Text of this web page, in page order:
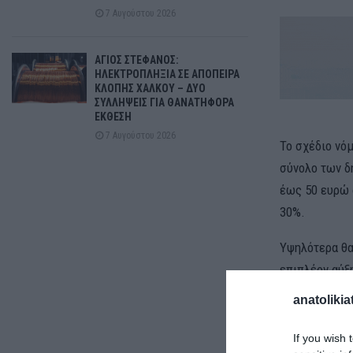
If you wish
Το σχέδιο
σύνολο των
έως 50 ευρώ
30%.
Υψηλότερα
επιπλέον
καθαρή
Από τις
7 Αυγούστου 2026
ΑΓΙΟΣ ΣΤΕΦΑΝΟΣ:
ΗΛΕΚΤΡΟΠΛΗΞΙΑ ΣΕ ΑΠΟΠΕΙΡΑ
ΚΛΟΠΗΣ ΧΑΛΚΟΥ – ΔΥΟ
ΣΥΛΛΗΨΕΙΣ ΓΙΑ ΘΑΝΑΤΗΦΟΡΑ
ΕΚΘΕΣΗ
7 Αυγούστου 2026